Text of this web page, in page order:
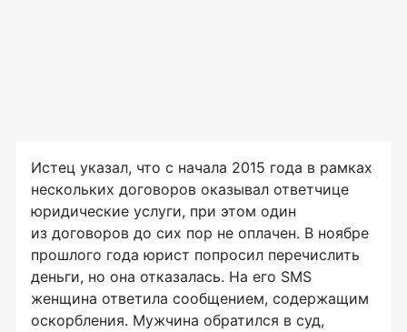
Истец указал, что с начала 2015 года в рамках
нескольких договоров оказывал ответчице
юридические услуги, при этом один
из договоров до сих пор не оплачен. В ноябре
прошлого года юрист попросил перечислить
деньги, но она отказалась. На его SMS
женщина ответила сообщением, содержащим
оскорбления. Мужчина обратился в суд,